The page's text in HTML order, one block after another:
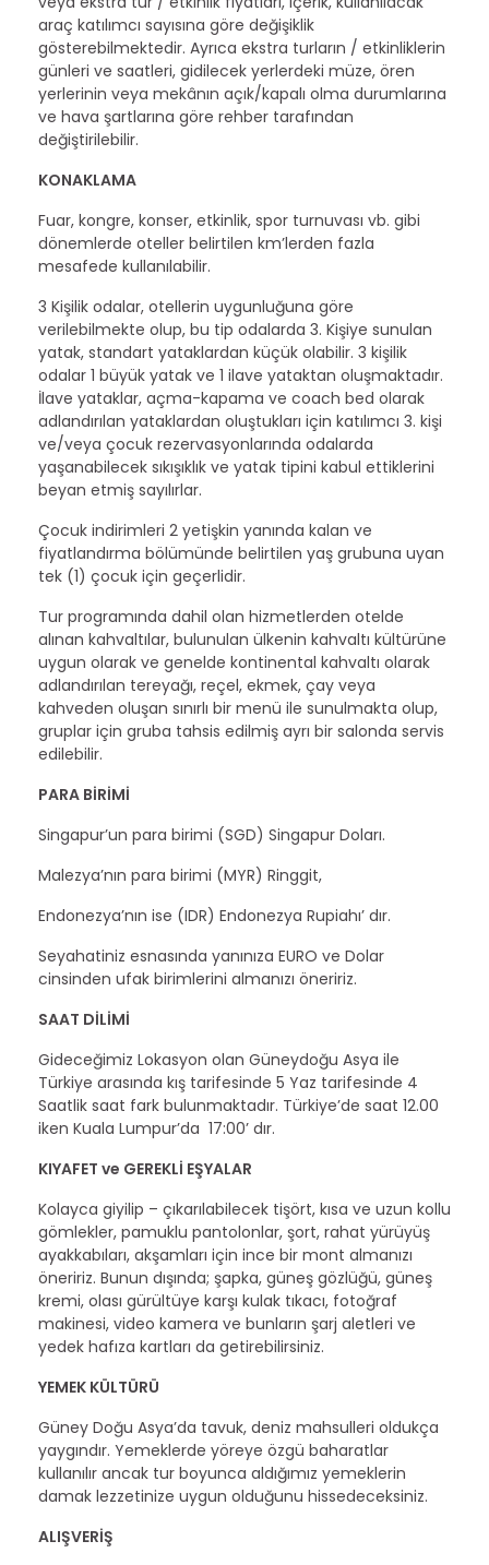
araç katılımcı sayısına göre değişiklik
gösterebilmektedir. Ayrıca ekstra turların / etkinliklerin
günleri ve saatleri, gidilecek yerlerdeki müze, ören
yerlerinin veya mekânın açık/kapalı olma durumlarına
ve hava şartlarına göre rehber tarafından
değiştirilebilir.
KONAKLAMA
Fuar, kongre, konser, etkinlik, spor turnuvası vb. gibi
dönemlerde oteller belirtilen km’lerden fazla
mesafede kullanılabilir.
3 Kişilik odalar, otellerin uygunluğuna göre
verilebilmekte olup, bu tip odalarda 3. Kişiye sunulan
yatak, standart yataklardan küçük olabilir. 3 kişilik
odalar 1 büyük yatak ve 1 ilave yataktan oluşmaktadır.
İlave yataklar, açma-kapama ve coach bed olarak
adlandırılan yataklardan oluştukları için katılımcı 3. kişi
ve/veya çocuk rezervasyonlarında odalarda
yaşanabilecek sıkışıklık ve yatak tipini kabul ettiklerini
beyan etmiş sayılırlar.
Çocuk indirimleri 2 yetişkin yanında kalan ve
fiyatlandırma bölümünde belirtilen yaş grubuna uyan
tek (1) çocuk için geçerlidir.
Tur programında dahil olan hizmetlerden otelde
alınan kahvaltılar, bulunulan ülkenin kahvaltı kültürüne
uygun olarak ve genelde kontinental kahvaltı olarak
adlandırılan tereyağı, reçel, ekmek, çay veya
kahveden oluşan sınırlı bir menü ile sunulmakta olup,
gruplar için gruba tahsis edilmiş ayrı bir salonda servis
edilebilir.
PARA BİRİMİ
Singapur’un para birimi (SGD) Singapur Doları.
Malezya’nın para birimi (MYR) Ringgit,
Endonezya’nın ise (IDR) Endonezya Rupiahı’ dır.
Seyahatiniz esnasında yanınıza EURO ve Dolar
cinsinden ufak birimlerini almanızı öneririz.
SAAT DİLİMİ
Gideceğimiz Lokasyon olan Güneydoğu Asya ile
Türkiye arasında kış tarifesinde 5 Yaz tarifesinde 4
Saatlik saat fark bulunmaktadır. Türkiye’de saat 12.00
iken Kuala Lumpur’da 17:00’ dır.
KIYAFET ve GEREKLİ EŞYALAR
Kolayca giyilip – çıkarılabilecek tişört, kısa ve uzun kollu
gömlekler, pamuklu pantolonlar, şort, rahat yürüyüş
ayakkabıları, akşamları için ince bir mont almanızı
öneririz. Bunun dışında; şapka, güneş gözlüğü, güneş
kremi, olası gürültüye karşı kulak tıkacı, fotoğraf
makinesi, video kamera ve bunların şarj aletleri ve
yedek hafıza kartları da getirebilirsiniz.
YEMEK KÜLTÜRÜ
Güney Doğu Asya’da tavuk, deniz mahsulleri oldukça
yaygındır. Yemeklerde yöreye özgü baharatlar
kullanılır ancak tur boyunca aldığımız yemeklerin
damak lezzetinize uygun olduğunu hissedeceksiniz.
ALIŞVERİŞ